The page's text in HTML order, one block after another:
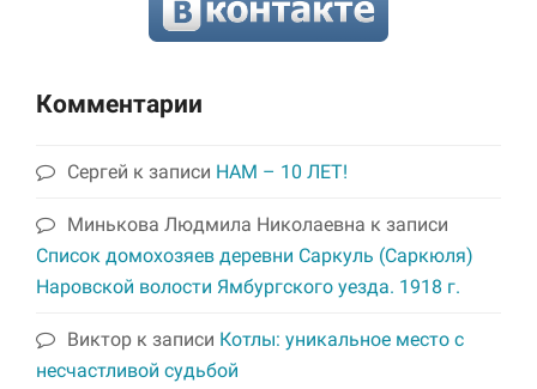
Комментарии
Сергей к записи НАМ – 10 ЛЕТ!
Минькова Людмила Николаевна к записи
Список домохозяев деревни Саркуль (Саркюля)
Наровской волости Ямбургского уезда. 1918 г.
Виктор к записи Котлы: уникальное место с
несчастливой судьбой